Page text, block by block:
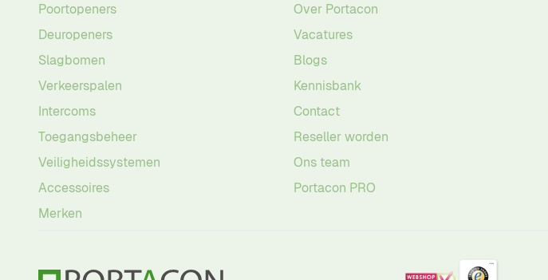
Poortopeners
Deuropeners
Slagbomen
Verkeerspalen
Intercoms
Toegangsbeheer
Veiligheidssystemen
Accessoires
Merken
Over Portacon
Vacatures
Blogs
Kennisbank
Contact
Reseller worden
Ons team
Portacon PRO